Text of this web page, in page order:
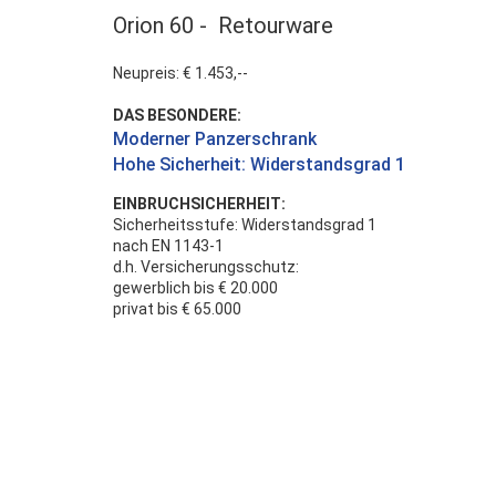
Orion 60 - Retourware
Neupreis: € 1.453,--
DAS BESONDERE:
Moderner Panzerschrank
Hohe Sicherheit: Widerstandsgrad 1
EINBRUCHSICHERHEIT:
Sicherheitsstufe: Widerstandsgrad 1
nach EN 1143-1
d.h. Versicherungsschutz:
gewerblich bis € 20.000
privat bis € 65.000